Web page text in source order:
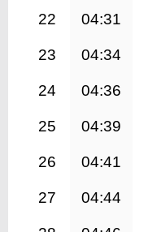
22 04:31
23 04:34
24 04:36
25 04:39
26 04:41
27 04:44